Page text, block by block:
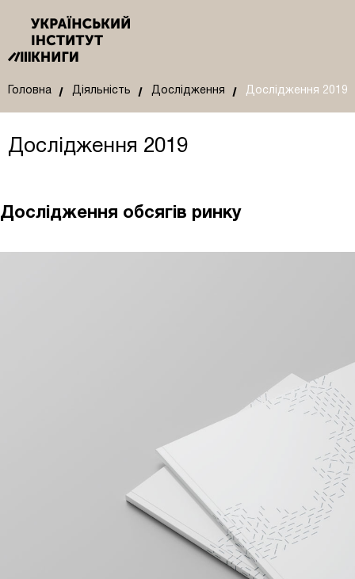
Головна Діяльність Дослідження Дослідження 2019
Дослідження 2019
Дослідження обсягів ринку